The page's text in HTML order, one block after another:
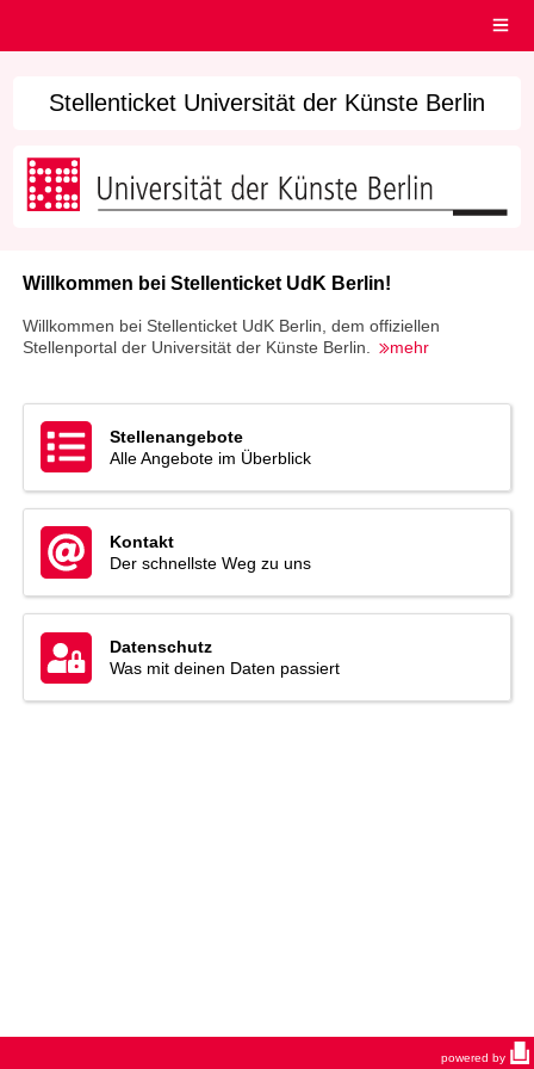
Open
Stellenticket Universität der Künste Berlin
Willkommen bei Stellenticket UdK Berlin!
Willkommen bei Stellenticket UdK Berlin, dem offiziellen
Stellenportal der Universität der Künste Berlin.
mehr
Stellenangebote
Alle Angebote im Überblick
Kontakt
Der schnellste Weg zu uns
Datenschutz
Was mit deinen Daten passiert
powered by